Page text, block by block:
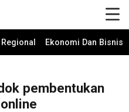
Regional Ekonomi Dan Bisnis
pembentukan